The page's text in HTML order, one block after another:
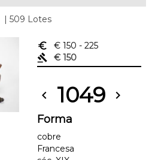
| 509 Lotes
euro_symbol € 150 - 225
gavel
€ 150
chevron_left 1049 chevron_right
Forma
cobre
Francesa